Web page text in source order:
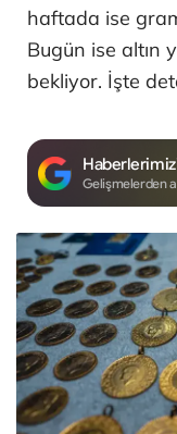
haftada ise
Bugün ise altın
bekliyor. İşte
Gelişmelerden